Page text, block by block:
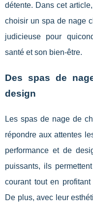
détente. Dans cet
choisir un spa de nage
judicieuse pour
santé et son bien-être.
Des spas de
design
Les spas de nage de
répondre aux attentes
performance et de
puissants, ils
courant tout en
De plus, avec leur